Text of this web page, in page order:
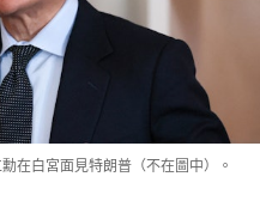
在白宮面見特朗普（不在圖中）。